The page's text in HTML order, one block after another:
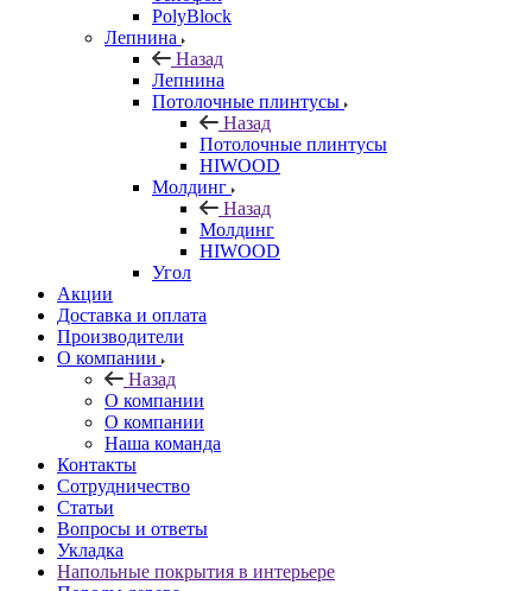
PolyBlock
Лепнина
Назад
Лепнина
Потолочные плинтусы
Назад
Потолочные плинтусы
HIWOOD
Молдинг
Назад
Молдинг
HIWOOD
Угол
Акции
Доставка и оплата
Производители
О компании
Назад
О компании
О компании
Наша команда
Контакты
Сотрудничество
Статьи
Вопросы и ответы
Укладка
Напольные покрытия в интерьере